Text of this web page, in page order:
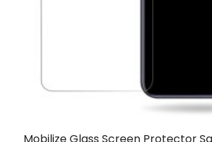
Mobilize Glass Screen Protector